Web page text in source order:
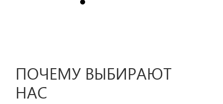
ПОЧЕМУ ВЫБИРАЮТ
НАС